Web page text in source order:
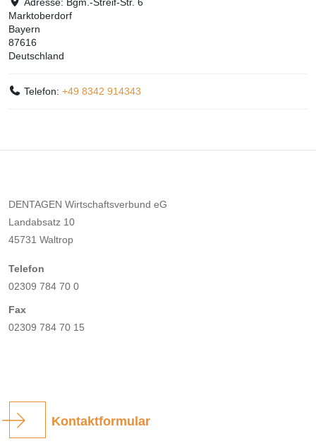
Marktoberdorf
Bayern
87616
Deutschland
Telefon:+49 8342 914343
DENTAGEN Wirtschaftsverbund eG
Landabsatz 10
45731 Waltrop
Telefon
02309 784 70 0
Fax
02309 784 70 15
Kontaktformular